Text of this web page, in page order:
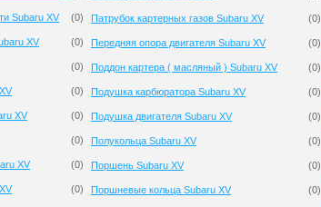
Subaru XV (0)
XV (0)
(0)
(0)
XV (0)
(0)
XV (0)
(0)
Патрубок картерных газов Subaru XV (0)
Передняя опора двигателя Subaru XV (0)
Поддон картера ( масляный ) Subaru XV (0)
Подушка карбюратора Subaru XV (0)
Подушка двигателя Subaru XV (0)
Полукольца Subaru XV (0)
Поршень Subaru XV (0)
Поршневые кольца Subaru XV (0)